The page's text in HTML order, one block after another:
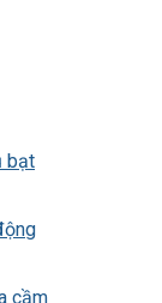
bạt
cầm